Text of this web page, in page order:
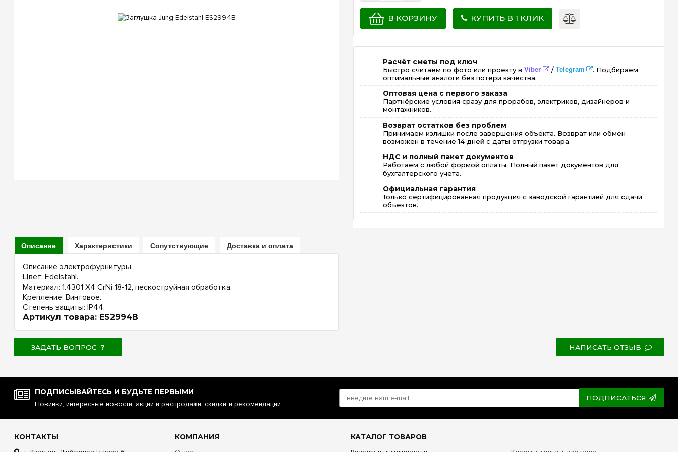
В КОРЗИНУ КУПИТЬ В 1 КЛИК
Расчёт сметы под ключ
Быстро считаем по фото или проекту вViber / Telegram
. Подбираем
оптимальные аналоги без потери качества.
Оптовая цена с первого заказа
Партнёрские условия сразу для прорабов, электриков, дизайнеров и
монтажников.
Возврат остатков без проблем
Принимаем излишки после завершения объекта. Возврат или обмен
возможен в течение 14 дней с даты отгрузки товара.
НДС и полный пакет документов
Работаем с любой формой оплаты. Полный пакет документов для
бухгалтерского учета.
Официальная гарантия
Только сертифицированная продукция с заводской гарантией для сдачи
объектов.
Описание Характеристики Сопутствующие Доставка и оплата
Описание электрофурнитуры:
Цвет: Edelstahl.
Материал: 1.4301 X4 CrNi 18-12, пескоструйная обработка.
Крепление: Винтовое.
Степень защиты: IP44.
Артикул товара: ES2994B
ЗАДАТЬ ВОПРОС НАПИСАТЬ ОТЗЫВ
ПОДПИСЫВАЙТЕСЬ И БУДЬТЕ ПЕРВЫМИ
Новинки, интересные новости, акции и распродажи, скидки и рекомендации
ПОДПИСАТЬСЯ
КОНТАКТЫ КОМПАНИЯ КАТАЛОГ ТОВАРОВ